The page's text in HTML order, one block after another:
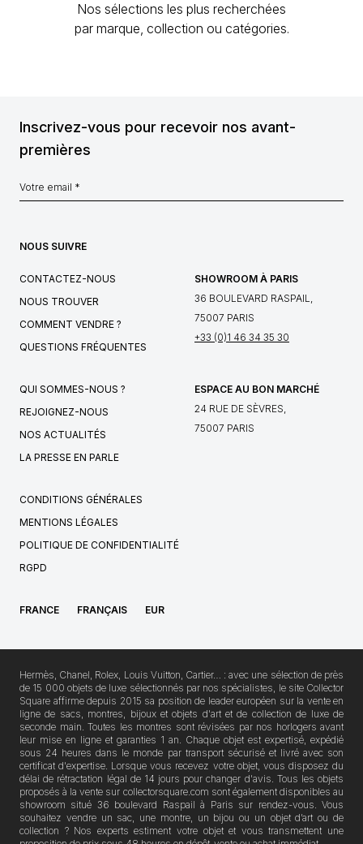
Nos sélections les plus recherchées
par marque, collection ou catégories.
Inscrivez-vous pour recevoir nos avant-
premières
NOUS SUIVRE
CONTACTEZ-NOUS
NOUS TROUVER
COMMENT VENDRE ?
QUESTIONS FRÉQUENTES
SHOWROOM À PARIS
36 BOULEVARD RASPAIL,
75007 PARIS
+33 (0)1 46 34 35 30
QUI SOMMES-NOUS ?
REJOIGNEZ-NOUS
NOS ACTUALITÉS
LA PRESSE EN PARLE
ESPACE AU BON MARCHÉ
24 RUE DE SÈVRES,
75007 PARIS
CONDITIONS GÉNÉRALES
MENTIONS LÉGALES
POLITIQUE DE CONFIDENTIALITÉ
RGPD
FRANCE FRANÇAIS EUR
Hermès, Chanel, Rolex, Louis Vuitton, Cartier… : avec une sélection de près
de 15 000 objets de luxe sélectionnés par nos spécialistes, le site Collector
Square affirme depuis 2015 sa position de leader européen sur la vente en
ligne de sacs, montres, bijoux et objets d'art et de collection de luxe de
seconde main. Toutes les montres sont révisées par nos horlogers avant
leur mise en ligne et garanties 1 an. Chaque objet est expertisé, expédié
sous 24 heures dans le monde par transport sécurisé et livré avec son
certificat d'expertise. Lorsque vous recevez votre objet, vous disposez du
délai de rétractation légal de 14 jours pour changer d'avis. Tous les objets
proposés à la vente sur collectorsquare.com sont également disponibles au
showroom situé 36 boulevard Raspail à Paris sur rendez-vous. Vous
souhaitez vendre un sac, une montre, un bijou ou un objet d’art ou de
collection ? Nos experts estiment votre objet et vous transmettent une